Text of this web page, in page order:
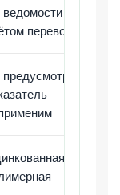
с
перевозки
или